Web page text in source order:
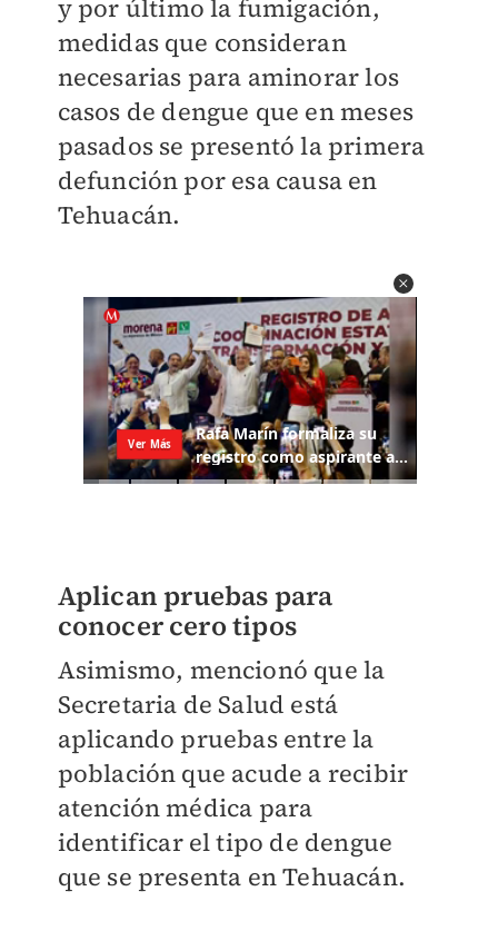
y por último la fumigación,
medidas que consideran
necesarias para aminorar los
casos de dengue que en meses
pasados se presentó la primera
defunción por esa causa en
Tehuacán.
Aplican pruebas para
conocer cero tipos
Asimismo, mencionó que la
Secretaria de Salud está
aplicando pruebas entre la
población que acude a recibir
atención médica para
identificar el tipo de dengue
que se presenta en Tehuacán.